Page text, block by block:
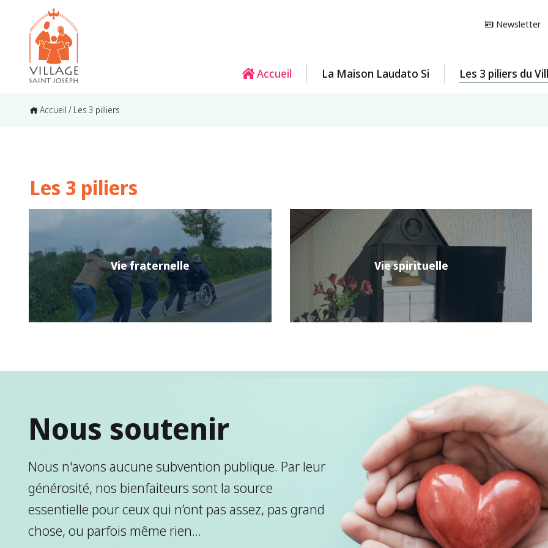
Newsletter
Accueil La Maison Laudato Si Les 3 piliers du
Accueil / Les 3 pilliers
Les 3 piliers
Vie fraternelle Vie spirituelle
Nous soutenir
Nous n'avons aucune subvention publique. Par leur
générosité, nos bienfaiteurs sont la source
essentielle pour ceux qui n’ont pas assez, pas grand
chose, ou parfois même rien...